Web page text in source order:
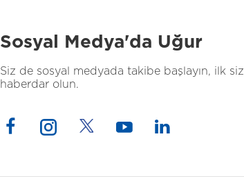
Sosyal Medya'da Uğur
Siz de sosyal medyada takibe başlayın, ilk siz
haberdar olun.